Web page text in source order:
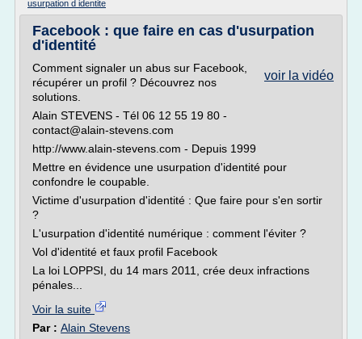
usurpation d identite
Facebook : que faire en cas d'usurpation
d'identité
voir la vidéo
Comment signaler un abus sur Facebook,
récupérer un profil ? Découvrez nos
solutions.
Alain STEVENS - Tél 06 12 55 19 80 -
contact@alain-stevens.com
http://www.alain-stevens.com - Depuis 1999
Mettre en évidence une usurpation d'identité pour
confondre le coupable.
Victime d'usurpation d'identité : Que faire pour s'en sortir
?
L'usurpation d'identité numérique : comment l'éviter ?
Vol d'identité et faux profil Facebook
La loi LOPPSI, du 14 mars 2011, crée deux infractions
pénales...
Voir la suite
Par : Alain Stevens